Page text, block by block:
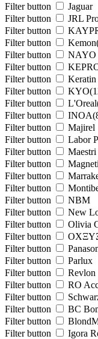
Filter button
Jaguar
Filter button
JRL
Filter button
Filter button
Kemon
Filter button
NAYO
Filter button
Filter button
Filter button
KYO
Filter button
L'Oreal
Filter button
INOA
Filter button
Majirel
Filter button
Labor
Filter button
Filter button
Filter button
Filter button
Filter button
NBM
Filter button
New
Filter button
Olivia
Filter button
Filter button
Filter button
Parlux
Filter button
Revlon
Filter button
RO
Filter button
Filter button
BC
Filter button
Filter button
Igora